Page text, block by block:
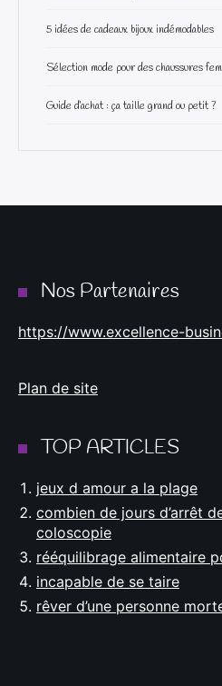
5 idées de cadeaux bijoux indémodables
Sélection mode pour des chaussures
Guide d’achat : ça taille grand ou petit ?
Nos Partenaires
https://www.excellence-
Plan de site
TOP ARTICLES
jeux d amour a la plage
combien de jours d’arrêt
coloscopie
rééquilibrage alimentaire
incapable de se taire
rêver d’une personne